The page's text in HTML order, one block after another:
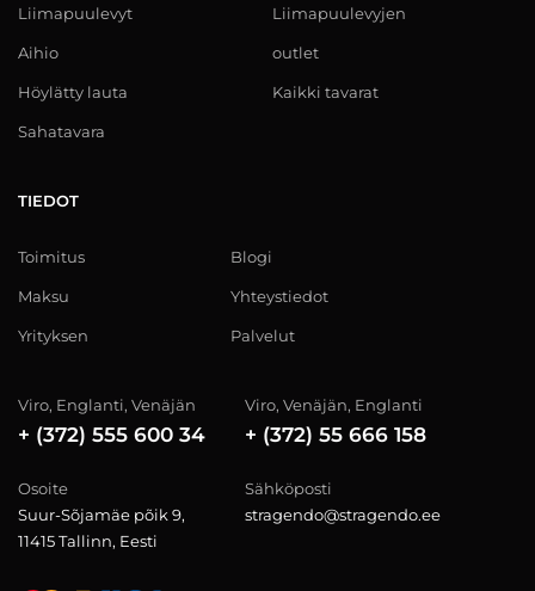
Liimapuulevyt
Aihio
Höylätty lauta
Sahatavara
Liimapuulevyjen
outlet
Kaikki tavarat
TIEDOT
Toimitus
Maksu
Yrityksen
Blogi
Yhteystiedot
Palvelut
Viro, Englanti, Venäjän
+ (372) 555 600 34
Viro, Venäjän, Englanti
+ (372) 55 666 158
Osoite
Suur-Sõjamäe põik 9,
11415 Tallinn, Eesti
Sähköposti
stragendo@stragendo.ee